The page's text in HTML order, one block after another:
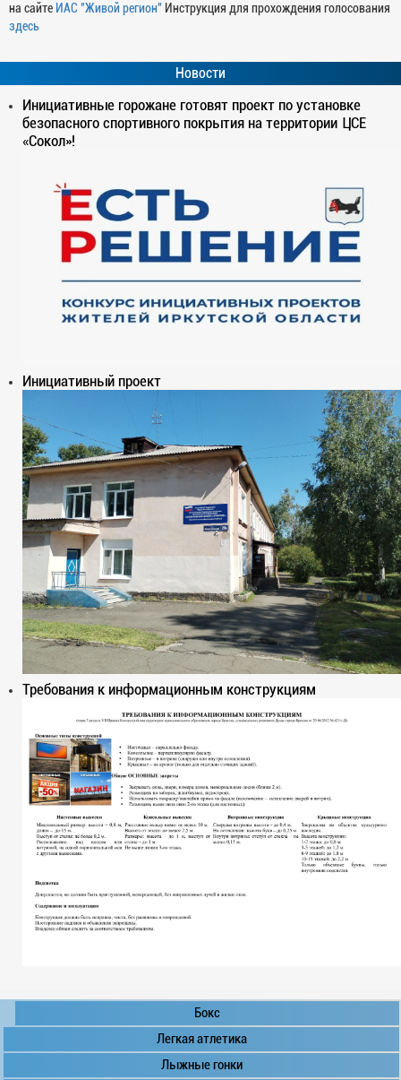
на сайте ИАС "Живой регион" Инструкция для прохождения голосования
здесь
Новости
Инициативные горожане готовят проект по установке
безопасного спортивного покрытия на территории ЦСЕ
«Сокол»!
Инициативный проект
Требования к информационным конструкциям
Бокс
Легкая атлетика
Лыжные гонки